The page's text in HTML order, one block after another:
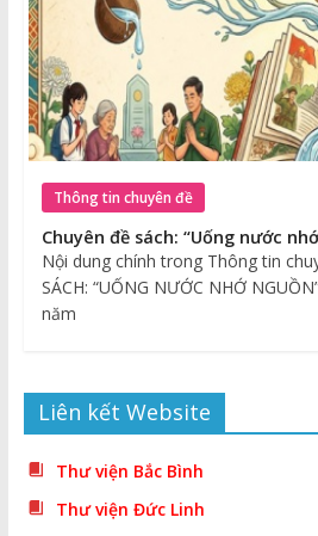
Thông tin chuyên đề
Chuyên đề sách: “Uống nước
Nội dung chính trong Thông tin
SÁCH: “UỐNG NƯỚC NHỚ
năm
Liên kết Website
Thư viện Bắc Bình
Thư viện Đức Linh